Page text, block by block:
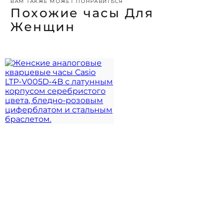
ВАМ ТАКЖЕ МОЖЕТ ПОНРАВИТЬСЯ
Похожие часы Для
Женщин